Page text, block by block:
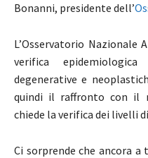
Bonanni, presidente dell’
L’Osservatorio
verifica
degenerative e
quindi il raffronto con il
chiede la verifica dei livelli
Ci sorprende che ancora a